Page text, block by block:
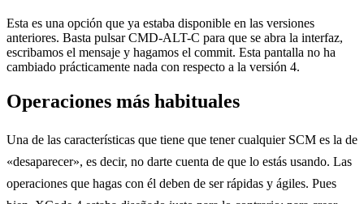
Esta es una opción que ya estaba disponible en las versiones
anteriores. Basta pulsar CMD-ALT-C para que se abra la interfaz,
escribamos el mensaje y hagamos el commit. Esta pantalla no ha
cambiado prácticamente nada con respecto a la versión 4.
Operaciones más habituales
Una de las características que tiene que tener cualquier SCM es la de
«desaparecer», es decir, no darte cuenta de que lo estás usando. Las
operaciones que hagas con él deben de ser rápidas y ágiles. Pues